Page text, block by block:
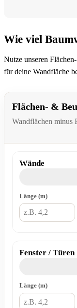
Wie viel
Nutze unseren
für deine Wandfläche
Flächen- &
Wandflächen
Wände
Länge (m)
Fenster / Türen
Länge (m)